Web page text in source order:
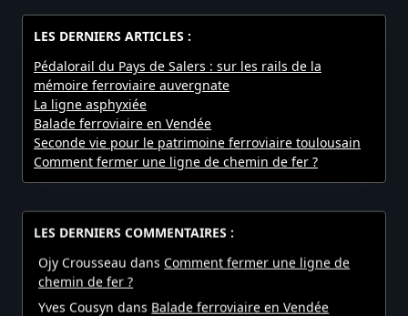
LES DERNIERS ARTICLES :
Pédalorail du Pays de Salers : sur les rails de la
mémoire ferroviaire auvergnate
La ligne asphyxiée
Balade ferroviaire en Vendée
Seconde vie pour le patrimoine ferroviaire toulousain
Comment fermer une ligne de chemin de fer ?
LES DERNIERS COMMENTAIRES :
Ojy Crousseau dans Comment fermer une ligne de
chemin de fer ?
Yves Cousyn dans Balade ferroviaire en Vendée